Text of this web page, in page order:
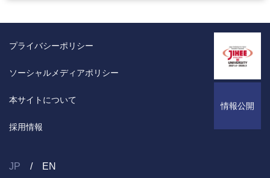
情報公開
プライバシーポリシー
ソーシャルメディアポリシー
本サイトについて
採用情報
JP EN